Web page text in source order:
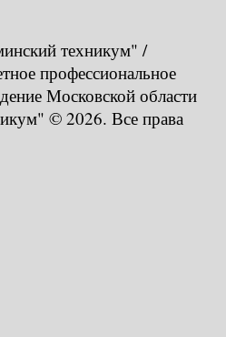
техникум" /
профессиональное
Московской области
© 2026. Все права